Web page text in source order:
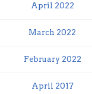
April 2022
March 2022
February 2022
April 2017